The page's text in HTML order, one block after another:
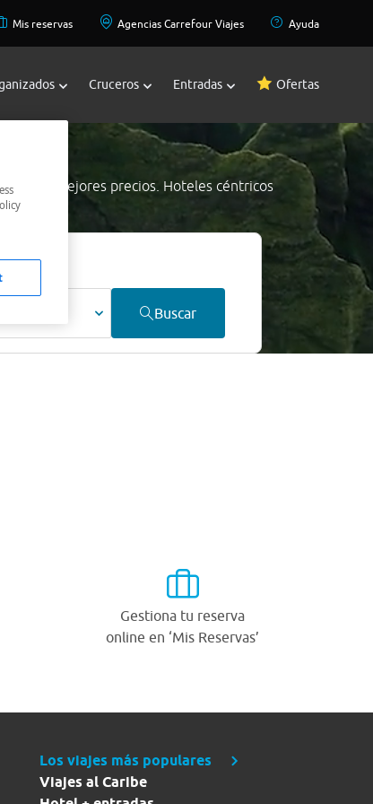
Mis reservas Agencias Carrefour Viajes Ayuda
Cruceros Entradas Ofertas
a los mejores precios. Hoteles céntricos
precio.
Buscar
Gestiona tu reserva
online en ‘Mis Reservas’
Los viajes más populares
Viajes al Caribe